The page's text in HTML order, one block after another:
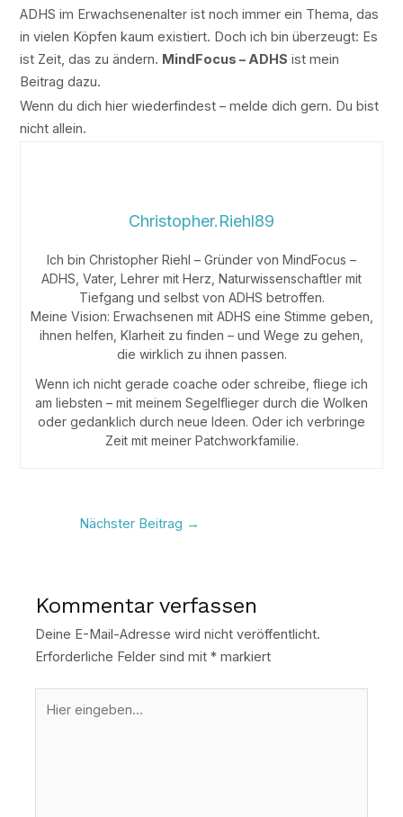
ADHS im Erwachsenenalter ist noch immer ein Thema, das
in vielen Köpfen kaum existiert. Doch ich bin überzeugt: Es
ist Zeit, das zu ändern. MindFocus – ADHS ist mein
Beitrag dazu.
Wenn du dich hier wiederfindest – melde dich gern. Du bist
nicht allein.
Christopher.Riehl89
Ich bin Christopher Riehl – Gründer von MindFocus –
ADHS, Vater, Lehrer mit Herz, Naturwissenschaftler mit
Tiefgang und selbst von ADHS betroffen.
Meine Vision: Erwachsenen mit ADHS eine Stimme geben,
ihnen helfen, Klarheit zu finden – und Wege zu gehen,
die wirklich zu ihnen passen.
Wenn ich nicht gerade coache oder schreibe, fliege ich
am liebsten – mit meinem Segelflieger durch die Wolken
oder gedanklich durch neue Ideen. Oder ich verbringe
Zeit mit meiner Patchworkfamilie.
Nächster Beitrag →
Kommentar verfassen
Deine E-Mail-Adresse wird nicht veröffentlicht.
Erforderliche Felder sind mit* markiert
eingeben…